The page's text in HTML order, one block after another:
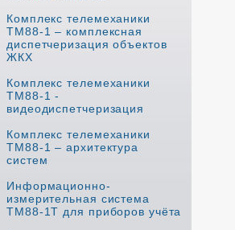
Комплекс телемеханики
ТМ88-1 – комплексная
диспетчеризация объектов
ЖКХ
Комплекс телемеханики
ТМ88-1 -
видеодиспетчеризация
Комплекс телемеханики
ТМ88-1 – архитектура
систем
Информационно-
измерительная система
ТМ88-1Т для приборов учёта